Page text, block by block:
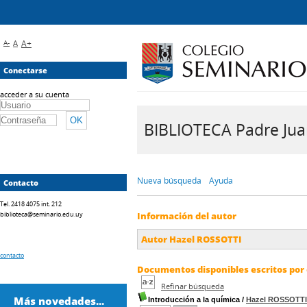
BIBLIOTECA Padre
Nueva búsqueda Ayuda
Información del autor
Autor Hazel ROSSOTTI
Documentos disponibles escritos
Refinar búsqueda
Introducción a la química / Hazel ROSSOTTI
A- A A+
Conectarse
acceder a su cuenta
Contacto
Tel. 2418 4075 int. 212
biblioteca@seminario.edu.uy
contacto
Más novedades...